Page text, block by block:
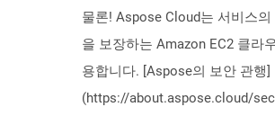
물론! Aspose Cloud는 서비스의
을 보장하는 Amazon EC2 클라
용합니다. [Aspose의 보안 관행]
(https://about.aspose.cloud/